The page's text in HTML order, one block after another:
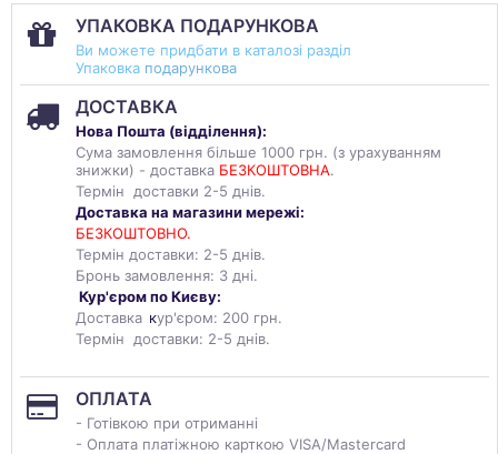
УПАКОВКА ПОДАРУНКОВА
Ви можете придбати в каталозі разділ
Упаковка подарункова
ДОСТАВКА
Нова Пошта (відділення):
Сума замовлення більше 1000 грн. (з урахуванням
знижки) - доставка БЕЗКОШТОВНА.
Термін доставки 2-5 днів.
Доставка на магазини мережі:
БЕЗКОШТОВНО.
Термін доставки: 2-5 днів.
Бронь замовлення: 3 дні.
Кур'єром по Києву:
Доставка кур'єром: 200 грн.
Термін доставки: 2-5 днів.
ОПЛАТА
- Готівкою при отриманні
- Оплата платіжною карткою VISA/Mastercard